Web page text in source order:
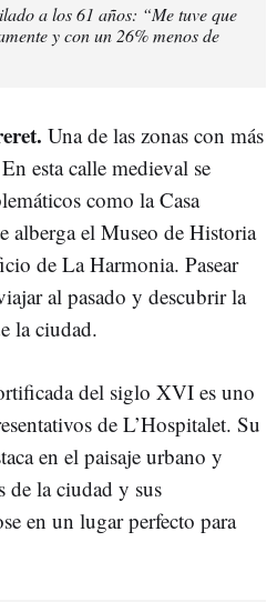
a los 61 años: “Me tuve que
y con un 26% menos de
Una de las zonas con más
esta calle medieval se
como la Casa
alberga el Museo de Historia
de La Harmonia. Pasear
al pasado y descubrir la
la ciudad.
del siglo XVI es uno
de L’Hospitalet. Su
en el paisaje urbano y
de la ciudad y sus
en un lugar perfecto para